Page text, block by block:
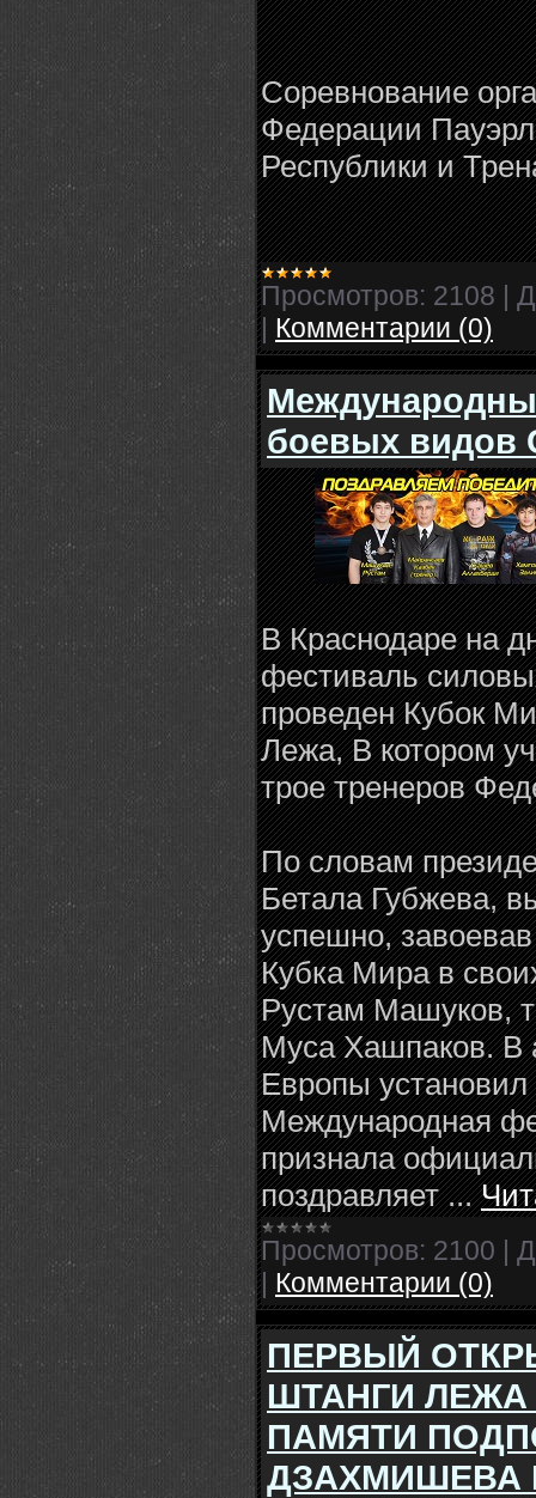
Соревнование
Федерации
Республики и
Просмотров: 2108 |
| Комментарии (0)
боевых видов
В Краснодаре на
фестиваль
проведен Кубок
Лежа, В котором
трое тренеров
По словам
Бетала Губжева,
успешно,
Кубка Мира в
Рустам Машуков,
Муса Хашпаков. В
Европы установил
Международная
признала
поздравляет...
Просмотров: 2100 |
| Комментарии (0)
ПЕРВЫЙ
ШТАНГИ ЛЕЖА
ПАМЯТИ
ДЗАХМИШЕВА